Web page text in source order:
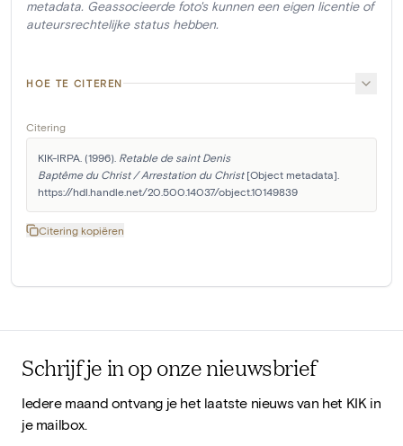
metadata. Geassocieerde foto's kunnen een eigen licentie of
auteursrechtelijke status hebben.
HOE TE CITEREN
Citering
KIK-IRPA. (1996). Retable de saint Denis
Baptême du Christ / Arrestation du Christ [Object metadata].
https://hdl.handle.net/20.500.14037/object.10149839
Citering kopiëren
Schrijf je in op onze nieuwsbrief
Iedere maand ontvang je het laatste nieuws van het KIK in
je mailbox.